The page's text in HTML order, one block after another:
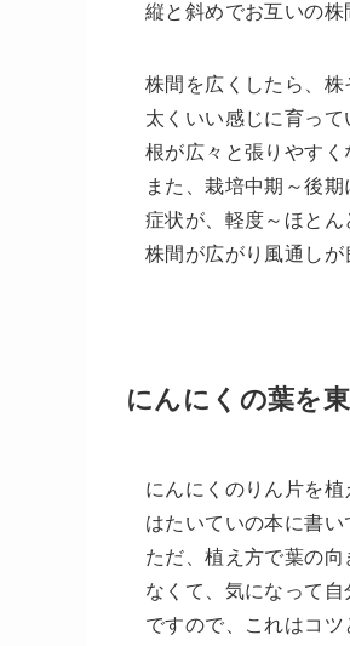
縦と斜めでお互いの株
株間を広くしたら、株
太くいい感じに育って
根が広々と張りやすく
また、栽培中期～後
症状が、軽度～ほとん
株間が広がり風通しが
にんにくの葉を
にんにくのりん片を
はたいていの本に書い
ただ、植え方で葉の
なくて、気になって自
ですので、これはコツ